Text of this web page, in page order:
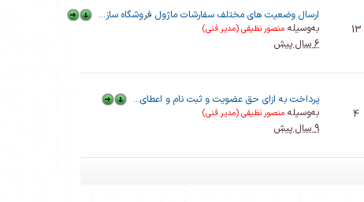
13
ارسال وضعیت های مختلف سفارشات ماژول فروشگاه ساز...
به‌وسیله منصور نظیفی (مدیر فنی)
6 سال پیش
4
پرداخت به ازای حق عضویت و ثبت نام و اعطای...
به‌وسیله منصور نظیفی (مدیر فنی)
9 سال پیش